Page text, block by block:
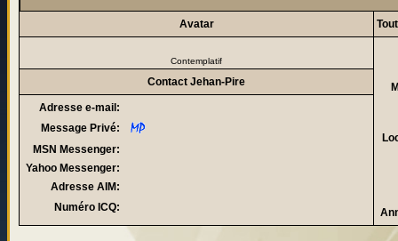
Avatar
Contemplatif
Contact Jehan-Pire
Adresse e-mail:
Message Privé:
MSN Messenger:
Yahoo Messenger:
Adresse AIM:
Numéro ICQ: